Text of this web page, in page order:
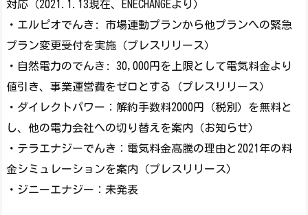
対応（2021.1.13現在、ENECHANGEより）
・エルピオでんき: 市場連動プランから他プランへの緊急
プラン変更受付を実施（プレスリリース）
・自然電力のでんき: 30,000円を上限として電気料金より
値引き、事業運営費をゼロとする（プレスリリース）
・ダイレクトパワー：解約手数料2000円（税別）を無料と
し、他の電力会社への切り替えを案内（お知らせ）
・テラエナジーでんき：電気料金高騰の理由と2021年の料
金シミュレーションを案内（プレスリリース）
・ジニーエナジー：未発表